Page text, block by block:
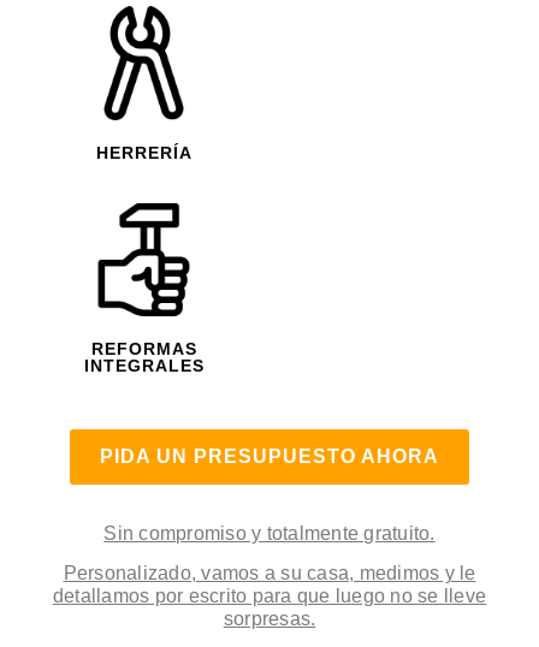
HERRERÍA
REFORMAS
INTEGRALES
PIDA UN PRESUPUESTO AHORA
Sin compromiso y totalmente gratuito.
Personalizado, vamos a su casa, medimos y le
detallamos por escrito para que luego no se lleve
sorpresas.